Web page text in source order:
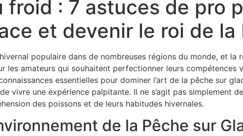
froid : 7 astuces de pro
et devenir le roi de la
populaire dans de nombreuses régions du monde, et la
les amateurs qui souhaitent perfectionner leurs compétences
essentielles pour dominer l’art de la pêche sur
vivre une expérience palpitante. Il ne s’agit pas simplement
des poissons et de leurs habitudes hivernales.
de la Pêche sur